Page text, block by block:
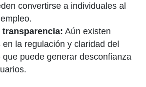
convertirse a individuales al
transparencia: Aún existen
en la regulación y claridad del
que puede generar desconfianza